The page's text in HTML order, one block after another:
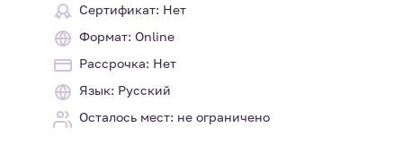
Сертификат: Нет
Формат: Online
Рассрочка: Нет
Язык: Русский
Осталось мест: не ограничено